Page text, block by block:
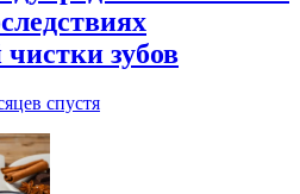
зубов
спустя